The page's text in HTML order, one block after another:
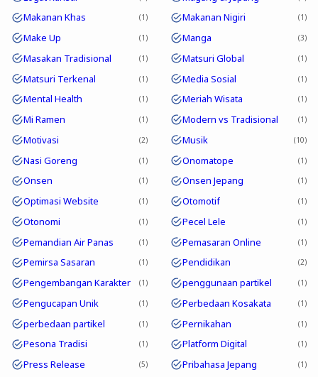
Makanan Khas 1 Makanan Nigiri 1
Make Up 1 Manga 3
Masakan Tradisional 1 Matsuri Global 1
Matsuri Terkenal 1 Media Sosial 1
Mental Health 1 Meriah Wisata 1
Mi Ramen 1 Modern vs Tradisional 1
Motivasi 2 Musik 10
Nasi Goreng 1 Onomatope 1
Onsen 1 Onsen Jepang 1
Optimasi Website 1 Otomotif 1
Otonomi 1 Pecel Lele 1
Pemandian Air Panas 1 Pemasaran Online 1
Pemirsa Sasaran 1 Pendidikan 2
Pengembangan Karakter 1 penggunaan partikel 1
Pengucapan Unik 1 Perbedaan Kosakata 1
perbedaan partikel 1 Pernikahan 1
Pesona Tradisi 1 Platform Digital 1
Press Release 5 Pribahasa Jepang 1